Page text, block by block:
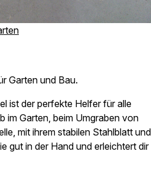
Garten und Bau.
ist der perfekte Helfer für alle
im Garten, beim Umgraben von
mit ihrem stabilen Stahlblatt und
gut in der Hand und erleichtert dir